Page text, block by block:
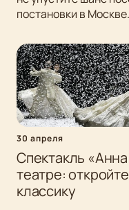
постановки в Москве.
30 апреля
Спектакль
театре:
классику